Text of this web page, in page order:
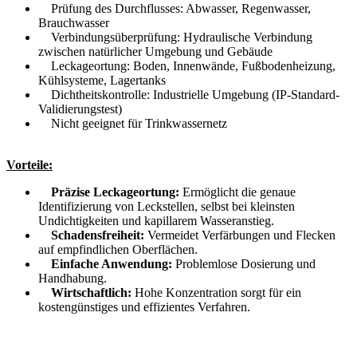
Prüfung des Durchflusses: Abwasser, Regenwasser,
Brauchwasser
Verbindungsüberprüfung: Hydraulische Verbindung
zwischen natürlicher Umgebung und Gebäude
Leckageortung: Boden, Innenwände, Fußbodenheizung,
Kühlsysteme, Lagertanks
Dichtheitskontrolle: Industrielle Umgebung (IP-Standard-
Validierungstest)
Nicht geeignet für Trinkwassernetz
Vorteile:
Präzise Leckageortung: Ermöglicht die genaue
Identifizierung von Leckstellen, selbst bei kleinsten
Undichtigkeiten und kapillarem Wasseranstieg.
Schadensfreiheit: Vermeidet Verfärbungen und Flecken
auf empfindlichen Oberflächen.
Einfache Anwendung: Problemlose Dosierung und
Handhabung.
Wirtschaftlich: Hohe Konzentration sorgt für ein
kostengünstiges und effizientes Verfahren.